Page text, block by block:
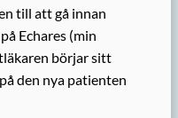
till att gå innan
Echares (min
börjar sitt
den nya patienten